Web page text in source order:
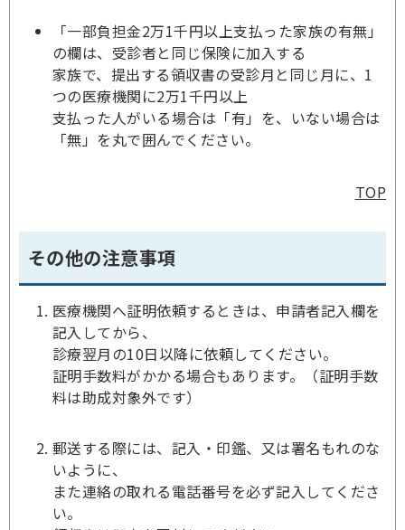
「一部負担金2万1千円以上支払った家族の有無」
の欄は、受診者と同じ保険に加入する
家族で、提出する領収書の受診月と同じ月に、1
つの医療機関に2万1千円以上
支払った人がいる場合は「有」を、いない場合は
「無」を丸で囲んでください。
TOP
その他の注意事項
医療機関へ証明依頼するときは、申請者記入欄を
記入してから、
診療翌月の10日以降に依頼してください。
証明手数料がかかる場合もあります。（証明手数
料は助成対象外です）
郵送する際には、記入・印鑑、又は署名もれのな
いように、
また連絡の取れる電話番号を必ず記入してくださ
い。